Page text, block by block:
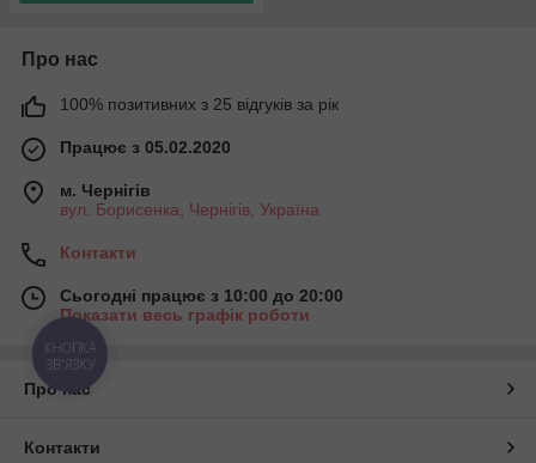
Про нас
100% позитивних з 25 відгуків за рік
Працює з 05.02.2020
м. Чернігів
вул. Борисенка, Чернігів, Україна
Контакти
Сьогодні працює з 10:00 до 20:00
Показати весь графік роботи
Про нас
Контакти
КНОПКА
ЗВ'ЯЗКУ